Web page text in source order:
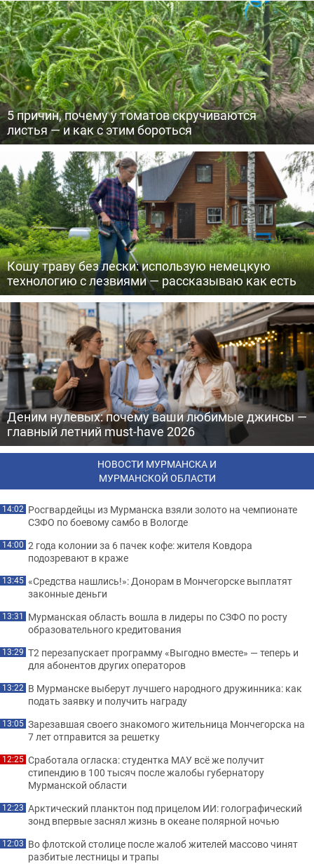
5 причин, почему у томатов скручиваются
листья — и как с этим бороться
Кошу траву без лески: использую немецкую
технологию с лезвиями — рассказываю как есть
Деним нулевых: почему ваши любимые джинсы —
главный летний must-have 2026
НОВОСТИ МУРМАНСКА И
МУРМАНСКОЙ ОБЛАСТИ
14:02 Росгвардейцы из Мурманска взяли золото на чемпионате
СЗФО по боевому самбо в Вологде
14:00 2 года колонии за 6 пачек кофе: жителя Ковдора
подозревают в краже
13:45 «Средства нашлись!»: Донорам в Мончегорске выплатят
законные деньги
13:31 Мурманская область вошла в лидеры по СЗФО по росту
образовательного кредитования
13:29 Т2 перезапускает программу «Выгодно вместе» — теперь и
для абонентов других операторов
13:22 В Мурманске выберут лучшего народного дружинника: как
подать заявку и получить награду
13:05 Зарезавшая своего знакомого жительница Мончегорска на
7 лет отправится за решетку
12:25 Сработала огласка: студентка МАУ всё же получит
стипендию в 100 тысяч после жалобы губернатору
Мурманской области
12:23 Арктический планктон под прицелом ИИ: голографический
зонд впервые заснял жизнь в океане полярной ночью
12:03 Во флотской столице после жалоб жителей массово чинят
разбитые лестницы и трапы